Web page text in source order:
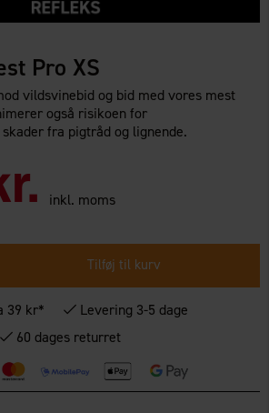
Pro XS
vildsvinebid og bid med vores mest
også risikoen for
fra pigtråd og lignende.
inkl. moms
Tilføj til kurv
39 kr*
Levering 3-5 dage
60 dages returret